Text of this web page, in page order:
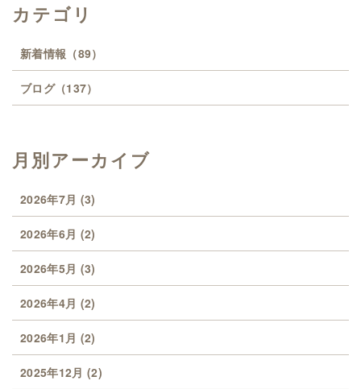
カテゴリ
新着情報 （89）
ブログ（137）
月別アーカイブ
2026年7月 (3)
2026年6月 (2)
2026年5月 (3)
2026年4月 (2)
2026年1月 (2)
2025年12月 (2)